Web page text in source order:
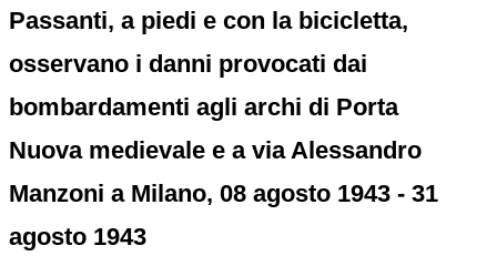
Passanti, a piedi e con la bicicletta,
osservano i danni provocati dai
bombardamenti agli archi di Porta
Nuova medievale e a via Alessandro
Manzoni a Milano, 08 agosto 1943 - 31
agosto 1943